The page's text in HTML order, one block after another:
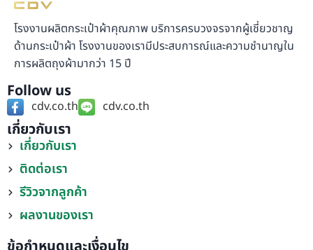
โรงงานผลิตกระเป๋าผ้าคุณภาพ บริการครบวงจรจากผู้เชี่ยวชาญ
ด้านกระเป๋าผ้า โรงงานของเรามีประสบการณ์และความชำนาญใน
การผลิตถุงผ้ามากว่า 15 ปี
Follow us
cdv.co.th cdv.co.th
เกี่ยวกับเรา
เกี่ยวกับเรา
ติดต่อเรา
รีวิวจากลูกค้า
ผลงานของเรา